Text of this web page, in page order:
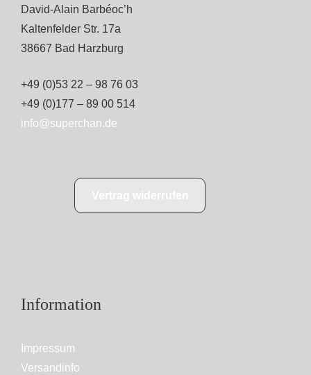
David-Alain Barbéoc’h
Kaltenfelder Str. 17a
38667 Bad Harzburg
+49 (0)53 22 – 98 76 03
+49 (0)177 – 89 00 514
info@superchan.de
Information
Impressum
Versandinfo